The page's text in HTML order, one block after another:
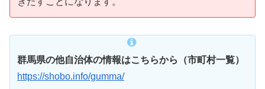
群馬県の他自治体の情報はこちらから（市町村一覧）
https://shobo.info/gumma/